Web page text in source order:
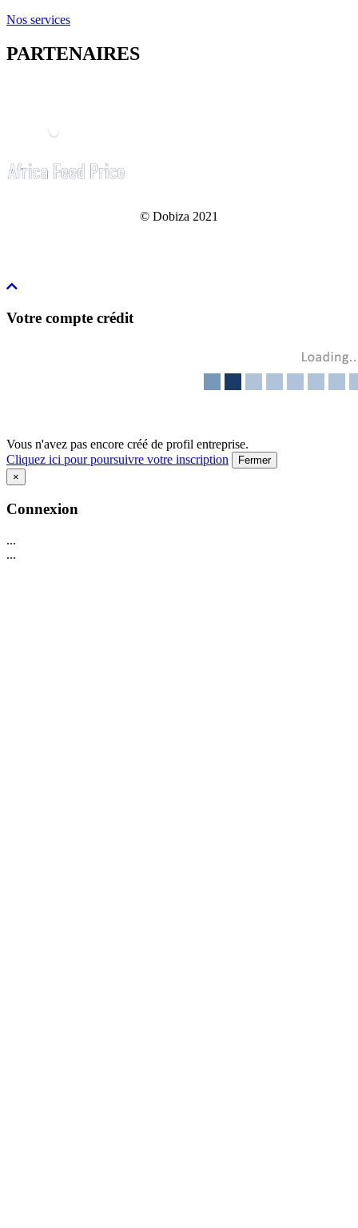
Nos services
PARTENAIRES
© Dobiza 2021
Votre compte crédit
Vous n'avez pas encore créé de profil entreprise.
Cliquez ici pour poursuivre votre inscription
Fermer
×
Connexion
...
...